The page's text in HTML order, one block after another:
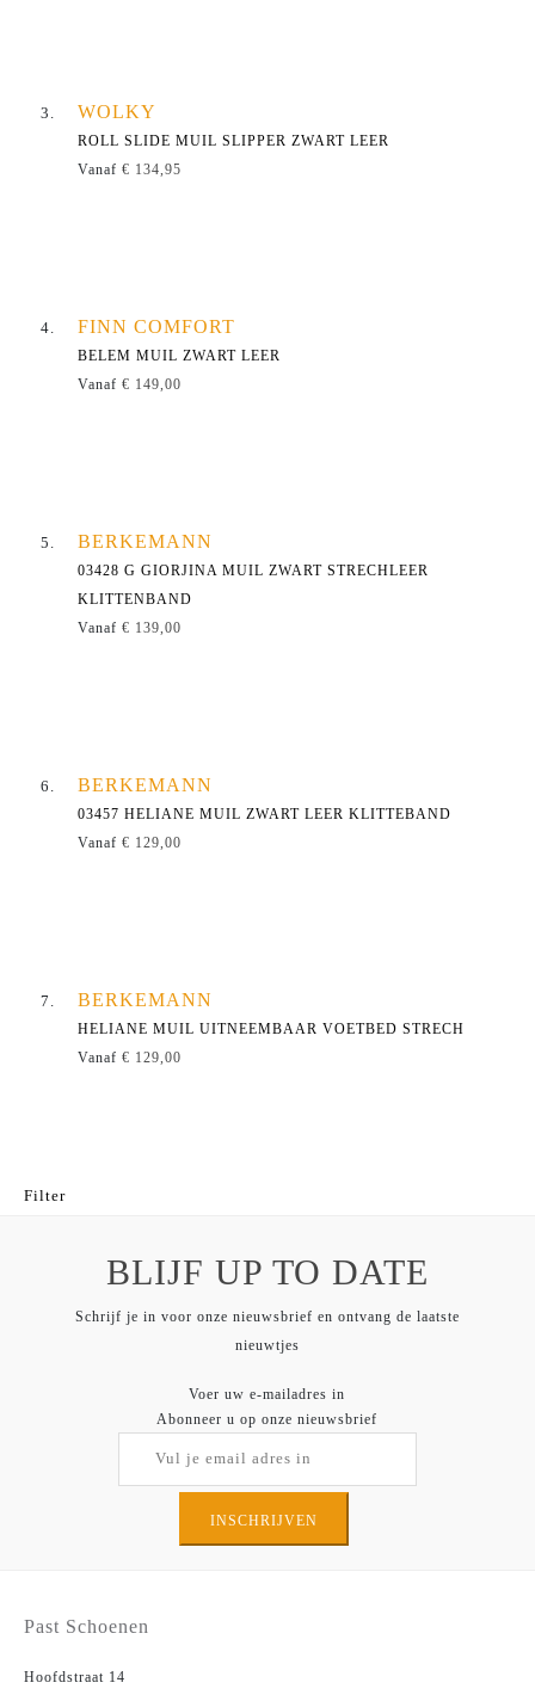
WOLKY
ROLL SLIDE MUIL SLIPPER ZWART LEER
Vanaf € 134,95
FINN COMFORT
BELEM MUIL ZWART LEER
Vanaf € 149,00
BERKEMANN
03428 G GIORJINA MUIL ZWART STRECHLEER
KLITTENBAND
Vanaf € 139,00
BERKEMANN
03457 HELIANE MUIL ZWART LEER KLITTEBAND
Vanaf € 129,00
BERKEMANN
HELIANE MUIL UITNEEMBAAR VOETBED STRECH
Vanaf € 129,00
Filter
BLIJF UP TO DATE
Schrijf je in voor onze nieuwsbrief en ontvang de laatste
nieuwtjes
Voer uw e-mailadres in
Abonneer u op onze nieuwsbrief
INSCHRIJVEN
Past Schoenen
Hoofdstraat 14